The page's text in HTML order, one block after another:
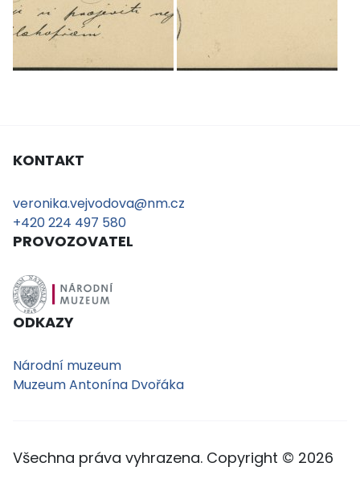
KONTAKT
veronika.vejvodova@nm.cz
+420 224 497 580
PROVOZOVATEL
ODKAZY
Národní muzeum
Muzeum Antonína Dvořáka
Všechna práva vyhrazena. Copyright © 2026